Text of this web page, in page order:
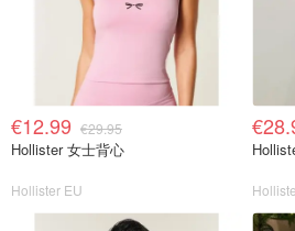
€12.99 €29.95
Hollister 女士背心
Hollister EU